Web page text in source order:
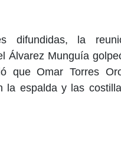
difundidas, la
Álvarez Munguía
que Omar Torres
la espalda y las